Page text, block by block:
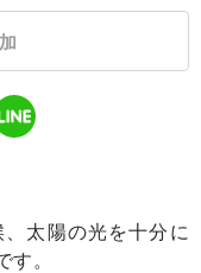
太陽の光を十分に
す。